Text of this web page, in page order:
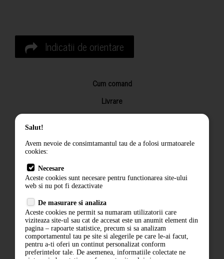
Indicatii de orientare
Cum comand
Livrare
Returnarea produselor
Termeni si conditii
Politica de confidentialitate
ANPC
Salut!
Avem nevoie de consimtamantul tau de a folosi urmatoarele
cookies:
Necesare
Aceste cookies sunt necesare pentru functionarea site-ului
web si nu pot fi dezactivate
De masurare si analiza
Aceste cookies ne permit sa numaram utilizatorii care
viziteaza site-ul sau cat de accesat este un anumit element din
pagina – rapoarte statistice, precum si sa analizam
comportamentul tau pe site si alegerile pe care le-ai facut,
pentru a-ti oferi un continut personalizat conform
preferintelor tale. De asemenea, informatiile colectate ne